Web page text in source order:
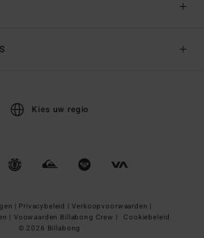
Kies uw regio
| Privacybeleid | Verkoopvoorwaarden |
| Voowaarden Billabong Crew |
Cookiebeleid
© 2026 Billabong